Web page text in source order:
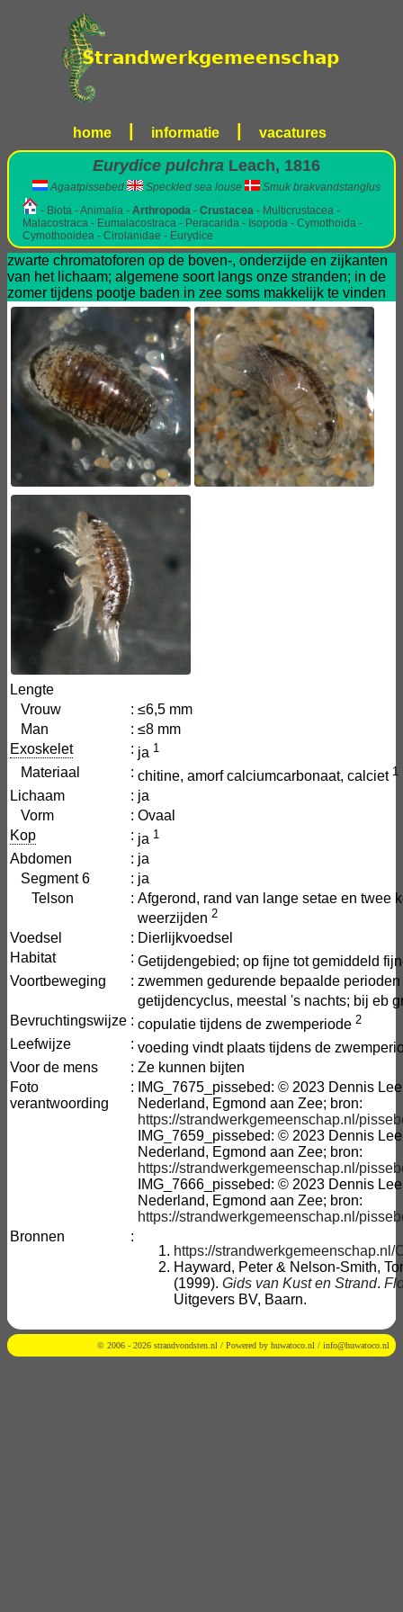
home informatie vacatures
Eurydice pulchraLeach, 1816
Agaatpissebed Speckled sea louse
Smuk brakvandstanglus
- Biota - Animalia - Arthropoda - Crustacea - Multicrustacea -
Malacostraca - Eumalacostraca - Peracarida - Isopoda - Cymothoida -
Cymothooidea - Cirolanidae - Eurydice
zwarte chromatoforen op de boven-, onderzijde en zijkanten
van het lichaam; algemene soort langs onze stranden; in de
zomer tijdens pootje baden in zee soms makkelijk te vinden
Lengte
Vrouw
: ≤6,5 mm
Man
: ≤8 mm
Exoskelet
: ja 1
Materiaal : chitine, amorf calciumcarbonaat, calciet 1
Lichaam : ja
Vorm
: Ovaal
Kop
: ja 1
Abdomen : ja
Segment 6
: ja
Telson
: Afgerond, rand van lange setae en twee
weerzijden 2
Voedsel : Dierlijkvoedsel
Habitat
: Getijdengebied; op fijne tot gemiddeld
Voortbeweging
: zwemmen gedurende bepaalde
getijdencyclus, meestal 's nachts; bij eb
Bevruchtingswijze : copulatie tijdens de zwemperiode 2
Leefwijze : voeding vindt plaats tijdens de
Voor de mens
: Ze kunnen bijten
Foto
verantwoording
:
IMG_7675_pissebed: © 2023 Dennis
Nederland, Egmond aan Zee; bron:
https://strandwerkgemeenschap.nl/
IMG_7659_pissebed: © 2023 Dennis
Nederland, Egmond aan Zee; bron:
https://strandwerkgemeenschap.nl/
IMG_7666_pissebed: © 2023 Dennis
Nederland, Egmond aan Zee; bron:
https://strandwerkgemeenschap.nl/
Bronnen
:
https://strandwerkgemeenschap.nl/
Hayward, Peter & Nelson-Smith,
(1999). Gids van Kust en Strand.
Uitgevers BV, Baarn.
© 2006 - 2026 strandvondsten.nl / Powered by huwatoco.nl / info@huwatoco.nl